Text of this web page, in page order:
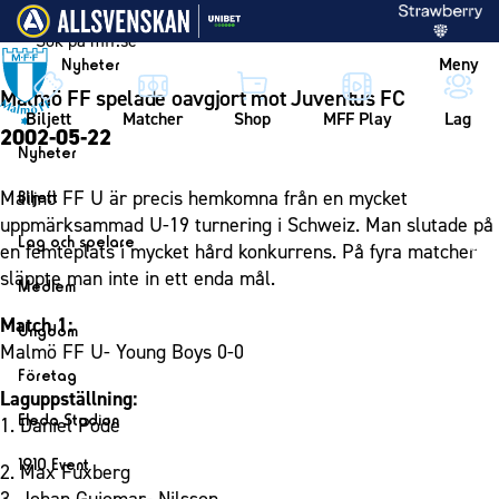
Vidare till innehållet
Nyheter Meny
Biljett Matcher Shop MFF Play Lag
Nyheter
Nyheter
Kalender
Biljett
Biljett
Årskort herr
Mitt MFF
Biljetter till bortamatcher
Biljettvillkor
Lag och spelare
Lag
Herrlaget
Spelare
Ledarstab
Damlaget
Spelare
Ledarstab
Medlem
Medlemskap i Malmö FF
Årsmöte 2026
Ungdom
MFF Ungdom
Sommarfotboll
Skånecupen
Fotbollsskolan
Företag
Bli företagspartner
Klubbstolar
Eleda Stadion
Eleda Stadion
Erics Bar & Restaurang
1910 Event
Malmö FF spelade oavgjort mot Juventus FC
2002-05-22
Malmö FF U är precis hemkomna från en mycket
uppmärksammad U-19 turnering i Schweiz. Man slutade på
en femteplats i mycket hård konkurrens. På fyra matcher
släppte man inte in ett enda mål.
Match 1:
Malmö FF U- Young Boys 0-0
Laguppställning:
1. Daniel Pode
2. Max Fuxberg